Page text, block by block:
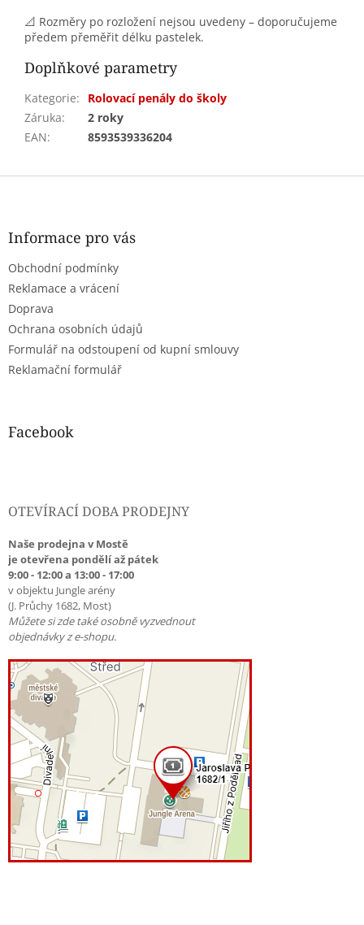
📐 Rozměry po rozložení nejsou uvedeny – doporučujeme
předem přeměřit délku pastelek.
Doplňkové parametry
Kategorie:
Rolovací penály do školy
Záruka:
2 roky
EAN: 8593539336204
Z
Informace pro vás
Obchodní podmínky
Reklamace a vrácení
Doprava
Ochrana osobních údajů
Formulář na odstoupení od kupní smlouvy
Reklamační formulář
Facebook
OTEVÍRACÍ DOBA PRODEJNY
Naše prodejna v Mostě
je otevřena pondělí až pátek
9:00 - 12:00 a 13:00 - 17:00
v objektu Jungle arény
(J. Průchy 1682, Most)
Můžete si zde také osobně vyzvednout
objednávky z e-shopu.